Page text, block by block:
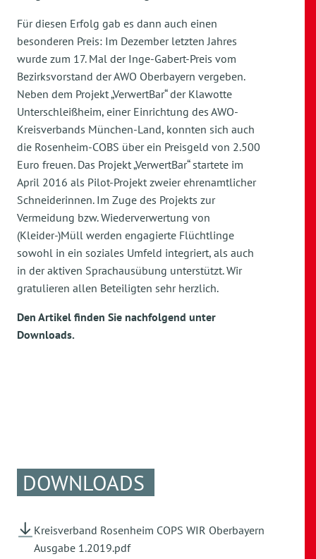
Für diesen Erfolg gab es dann auch einen
besonderen Preis: Im Dezember letzten Jahres
wurde zum 17. Mal der Inge-Gabert-Preis vom
Bezirksvorstand der AWO Oberbayern vergeben.
Neben dem Projekt „VerwertBar“ der Klawotte
Unterschleißheim, einer Einrichtung des AWO-
Kreisverbands München-Land, konnten sich auch
die Rosenheim-COBS über ein Preisgeld von 2.500
Euro freuen. Das Projekt „VerwertBar“ startete im
April 2016 als Pilot-Projekt zweier ehrenamtlicher
Schneiderinnen. Im Zuge des Projekts zur
Vermeidung bzw. Wiederverwertung von
(Kleider-)Müll werden engagierte Flüchtlinge
sowohl in ein soziales Umfeld integriert, als auch
in der aktiven Sprachausübung unterstützt. Wir
gratulieren allen Beteiligten sehr herzlich.
Den Artikel finden Sie nachfolgend unter
Downloads.
DOWNLOADS
Kreisverband Rosenheim COPS WIR Oberbayern
Ausgabe 1.2019.pdf